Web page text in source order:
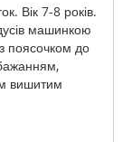
Вік 7-8 років.
машинкою
поясочком до
вишитим